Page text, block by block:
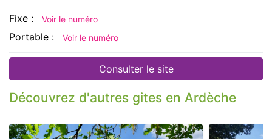
Fixe : Voir le numéro
Portable : Voir le numéro
Consulter le site
Découvrez d'autres gites en Ardèche